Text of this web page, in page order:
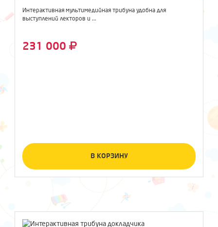
Интерактивная мультимедийная трибуна удобна для
выступлений лекторов и ...
231 000
В КОРЗИНУ